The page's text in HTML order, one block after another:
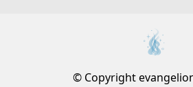
© Copyright